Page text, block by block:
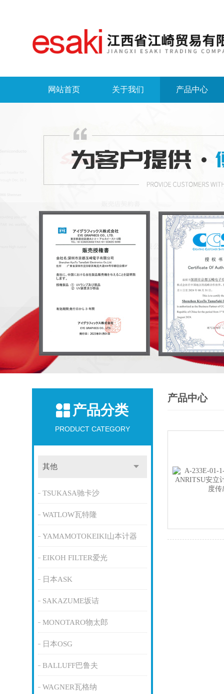
网站首页 关于我们 产品中心
产品分类
PRODUCT CATEGORY
其他
TSUKASA驰卡沙
WATLOW瓦特隆
YAMAMOTOKEIKI山本计器
EIKOH FILTER爱光
日本ASK
SAKAZUME坂诘
MONOTARO物太郎
日本OSG
BALLUFF巴鲁夫
WAGNER瓦格纳
产品中心